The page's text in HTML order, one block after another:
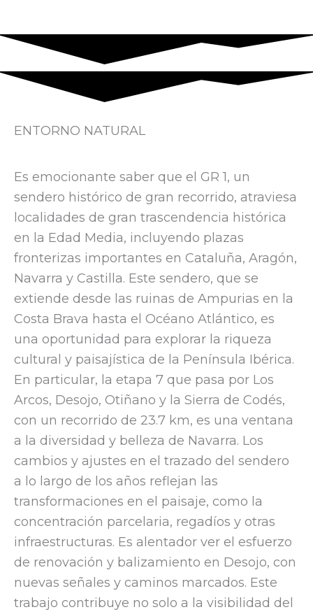
t
e
r
ENTORNO NATURAL
Es emocionante saber que el GR 1, un
sendero histórico de gran recorrido, atraviesa
localidades de gran trascendencia histórica
en la Edad Media, incluyendo plazas
fronterizas importantes en Cataluña, Aragón,
Navarra y Castilla. Este sendero, que se
extiende desde las ruinas de Ampurias en la
Costa Brava hasta el Océano Atlántico, es
una oportunidad para explorar la riqueza
cultural y paisajística de la Península Ibérica.
En particular, la etapa 7 que pasa por Los
Arcos, Desojo, Otiñano y la Sierra de Codés,
con un recorrido de 23.7 km, es una ventana
a la diversidad y belleza de Navarra. Los
cambios y ajustes en el trazado del sendero
a lo largo de los años reflejan las
transformaciones en el paisaje, como la
concentración parcelaria, regadíos y otras
infraestructuras. Es alentador ver el esfuerzo
de renovación y balizamiento en Desojo, con
nuevas señales y caminos marcados. Este
trabajo contribuye no solo a la visibilidad del